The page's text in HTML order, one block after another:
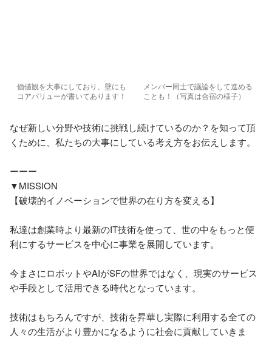
価値観を大事にしており、壁にも
コアバリューが書いてあります！
メンバー同士で議論をして進める
ことも！（写真は合宿の様子）
なぜ新しい分野や技術に挑戦し続けているのか？を知って頂
くために、私たちの大事にしている考え方をお伝えします。
ーーー
▼MISSION
【破壊的イノベーションで世界の在り方を変える】
私達は創業時より最新のIT技術を使って、世の中をもっと便
利にするサービスを中心に事業を展開しています。
今まさにロボットやAIがSFの世界ではなく、現実のサービス
や手段として活用できる時代となっています。
技術はもちろんですが、技術を昇華し実際に利用する全ての
人々の生活がより豊かになるように社会に貢献していきま